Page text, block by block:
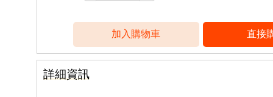
詳細資訊